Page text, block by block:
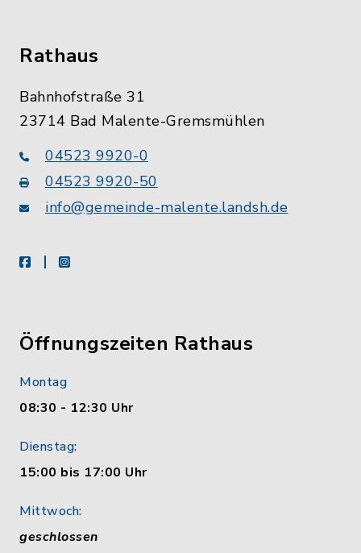
Rathaus
Bahnhofstraße 31
23714 Bad Malente-Gremsmühlen
04523 9920-0
04523 9920-50
info@gemeinde-malente.landsh.de
facebookinstagram
Öffnungszeiten Rathaus
Montag
08:30 - 12:30 Uhr
Dienstag:
15:00 bis 17:00 Uhr
Mittwoch:
geschlossen